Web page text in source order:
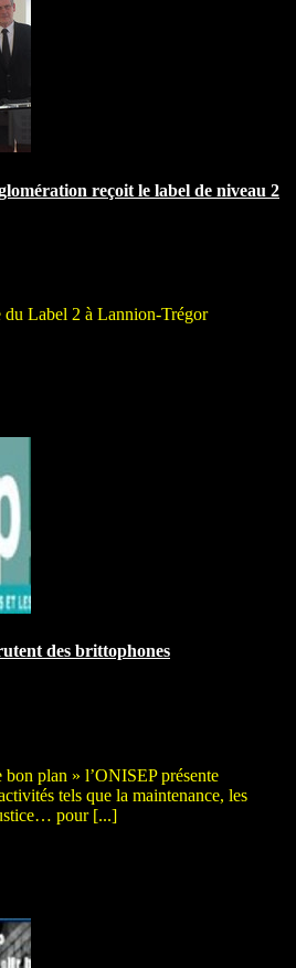
reçoit le label de niveau 2
du Label 2 à Lannion-Trégor
des brittophones
plan » l’ONISEP présente
tels que la maintenance, les
pour [...]